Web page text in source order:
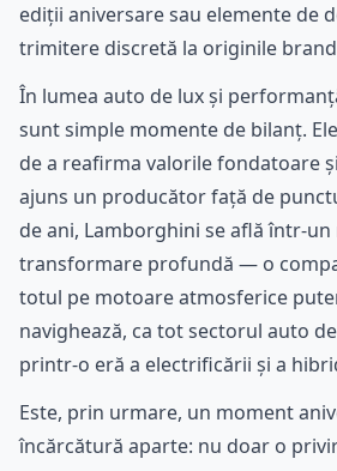
ediții aniversare sau elemente de
trimitere discretă la originile
În lumea auto de lux și
sunt simple momente de bilanț.
de a reafirma valorile fondatoare
ajuns un producător față de
de ani, Lamborghini se află într-
transformare profundă — o
totul pe motoare atmosferice
navighează, ca tot sectorul auto
printr-o eră a electrificării și a
Este, prin urmare, un moment
încărcătură aparte: nu doar o